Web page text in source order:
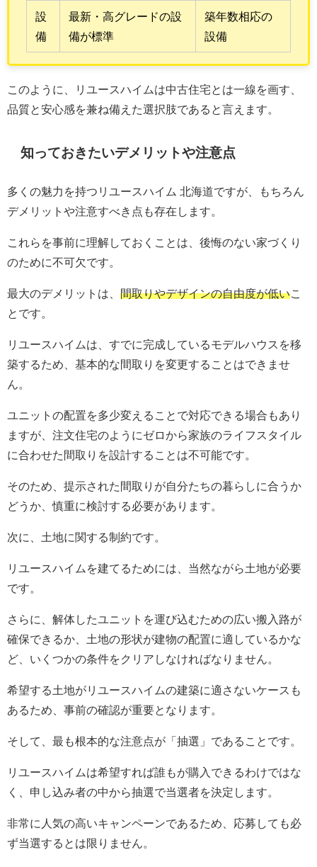
設
備
最新・高グレードの設
備が標準
築年数相応の
設備
このように、リユースハイムは中古住宅とは一線を画す、
品質と安心感を兼ね備えた選択肢であると言えます。
知っておきたいデメリットや注意点
多くの魅力を持つリユースハイム 北海道ですが、もちろん
デメリットや注意すべき点も存在します。
これらを事前に理解しておくことは、後悔のない家づくり
のために不可欠です。
最大のデメリットは、 間取りやデザインの自由度が低い こ
とです。
リユースハイムは、すでに完成しているモデルハウスを移
築するため、基本的な間取りを変更することはできませ
ん。
ユニットの配置を多少変えることで対応できる場合もあり
ますが、注文住宅のようにゼロから家族のライフスタイル
に合わせた間取りを設計することは不可能です。
そのため、提示された間取りが自分たちの暮らしに合うか
どうか、慎重に検討する必要があります。
次に、土地に関する制約です。
リユースハイムを建てるためには、当然ながら土地が必要
です。
さらに、解体したユニットを運び込むための広い搬入路が
確保できるか、土地の形状が建物の配置に適しているかな
ど、いくつかの条件をクリアしなければなりません。
希望する土地がリユースハイムの建築に適さないケースも
あるため、事前の確認が重要となります。
そして、最も根本的な注意点が「抽選」であることです。
リユースハイムは希望すれば誰もが購入できるわけではな
く、申し込み者の中から抽選で当選者を決定します。
非常に人気の高いキャンペーンであるため、応募しても必
ず当選するとは限りません。